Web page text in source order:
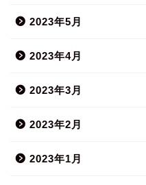
2023年5月
2023年4月
2023年3月
2023年2月
2023年1月